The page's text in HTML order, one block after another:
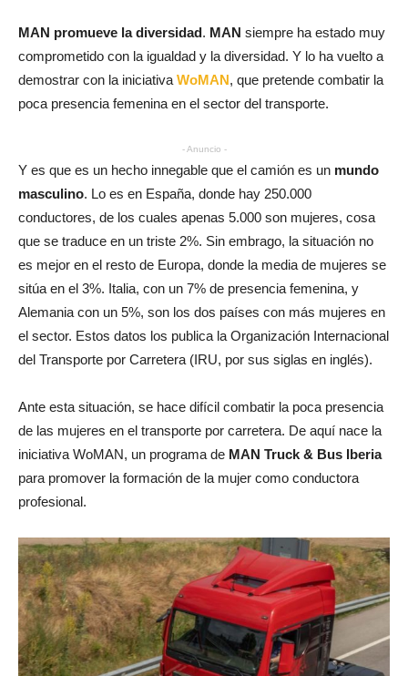
MAN promueve la diversidad. MAN siempre ha estado muy
comprometido con la igualdad y la diversidad. Y lo ha vuelto a
demostrar con la iniciativa WoMAN, que pretende combatir la
poca presencia femenina en el sector del transporte.
- Anuncio -
Y es que es un hecho innegable que el camión es un mundo
masculino. Lo es en España, donde hay 250.000
conductores, de los cuales apenas 5.000 son mujeres, cosa
que se traduce en un triste 2%. Sin embrago, la situación no
es mejor en el resto de Europa, donde la media de mujeres se
sitúa en el 3%. Italia, con un 7% de presencia femenina, y
Alemania con un 5%, son los dos países con más mujeres en
el sector. Estos datos los publica la Organización Internacional
del Transporte por Carretera (IRU, por sus siglas en inglés).
Ante esta situación, se hace difícil combatir la poca presencia
de las mujeres en el transporte por carretera. De aquí nace la
iniciativa WoMAN, un programa de MAN Truck & Bus Iberia
para promover la formación de la mujer como conductora
profesional.